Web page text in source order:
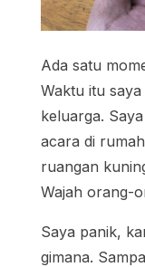
Ada satu
Waktu itu
keluarga.
acara di
ruangan
Wajah orang-
Saya panik,
gimana.